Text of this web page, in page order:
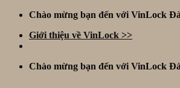
Skip
content
Chào mừng bạn đến với VinLock
Giới thiệu về VinLock >>
Chào mừng bạn đến với VinLock